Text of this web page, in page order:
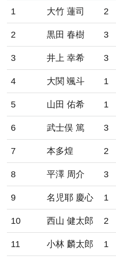
1 大竹 蓮司 2
2 黒田 春樹 3
3 井上 幸希 3
4 大関 颯斗 1
5 山田 佑希 1
6 武士俣 篤 3
7 本多煌 2
8 平澤 周介 3
9 名児耶 慶心 1
10 西山 健太郎 2
11 小林 麟太郎 1